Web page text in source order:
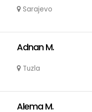
Sarajevo
Adnan M.
Tuzla
Alema M.